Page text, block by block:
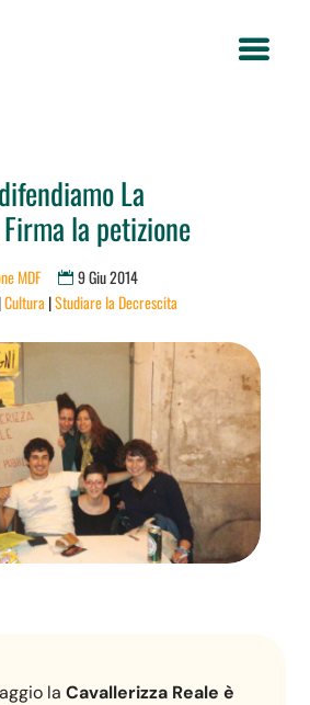
La
la petizione
MDF 9 Giu 2014
Cultura |Studiare la Decrescita
laCavallerizza Reale è